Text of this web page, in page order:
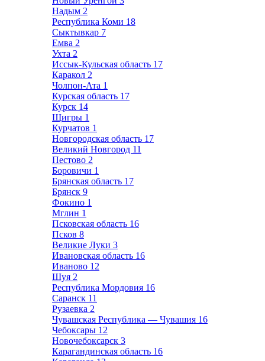
Надым 2
Республика Коми 18
Сыктывкар 7
Емва 2
Ухта 2
Иссык-Кульская область 17
Каракол 2
Чолпон-Ата 1
Курская область 17
Курск 14
Щигры 1
Курчатов 1
Новгородская область 17
Великий Новгород 11
Пестово 2
Боровичи 1
Брянская область 17
Брянск 9
Фокино 1
Мглин 1
Псковская область 16
Псков 8
Великие Луки 3
Ивановская область 16
Иваново 12
Шуя 2
Республика Мордовия 16
Саранск 11
Рузаевка 2
Чувашская Республика — Чувашия 16
Чебоксары 12
Новочебоксарск 3
Карагандинская область 16